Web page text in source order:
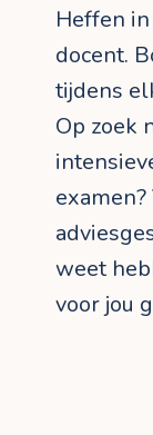
Heffen
docent.
tijdens
Op zoek
weet
voor jou